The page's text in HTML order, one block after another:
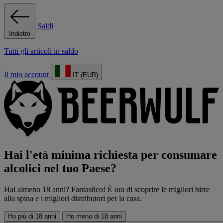
Indietro
Saldi
Tutti gli articoli in saldo
Il mio account IT (EUR)
Hai l'età minima richiesta per consumare
alcolici nel tuo Paese?
Hai almeno 18 anni? Fantastico! È ora di scoprire le migliori birre
alla spina e i migliori distributori per la casa.
Ho più di 18 anni Ho meno di 18 anni